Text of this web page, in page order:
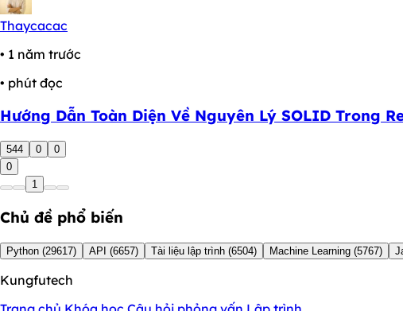
Thaycacac
• 1 năm trước
• phút đọc
Hướng Dẫn Toàn Diện Về Nguyên Lý SOLID Trong
544 0
0
0
1
Chủ đề phổ biến
Python (29617) API (6657) Tài liệu lập trình (6504) Machine Learning (5767)
Kungfutech